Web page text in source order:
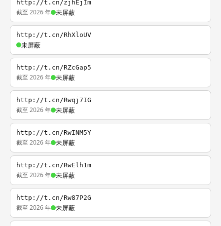
http://t.cn/zjhEjIm
截至 2026 年 未屏蔽
http://t.cn/RhXloUV
未屏蔽
http://t.cn/RZcGap5
截至 2026 年 未屏蔽
http://t.cn/Rwqj7IG
截至 2026 年 未屏蔽
http://t.cn/RwINM5Y
截至 2026 年 未屏蔽
http://t.cn/RwElh1m
截至 2026 年 未屏蔽
http://t.cn/Rw87P2G
截至 2026 年 未屏蔽